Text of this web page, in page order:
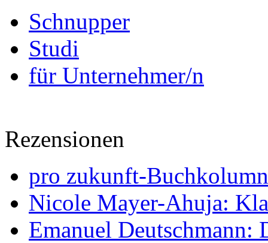
Schnupper
Studi
für Unternehmer/n
Rezensionen
pro zukunft-
Nicole Mayer-Ahuja:
Emanuel Deutschmann: